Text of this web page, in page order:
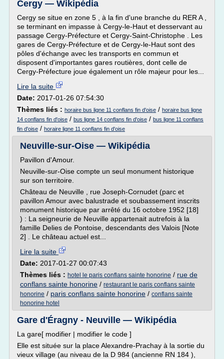
Cergy — Wikipédia
Cergy se situe en zone 5 , à la fin d'une branche du RER A ,
se terminant en impasse à Cergy-le-Haut et desservant au
passage Cergy-Préfecture et Cergy-Saint-Christophe . Les
gares de Cergy-Préfecture et de Cergy-le-Haut sont des
pôles d'échange avec les transports en commun et
disposent d'importantes gares routières, dont celle de
Cergy-Préfecture joue également un rôle majeur pour les...
Lire la suite
Date: 2017-01-26 07:54:30
Thèmes liés : horaire bus ligne 11 conflans fin d'oise / horaire bus ligne
14 conflans fin d'oise / bus ligne 14 conflans fin d'oise / bus ligne 11 conflans
fin d'oise / horaire ligne 11 conflans fin d'oise
Neuville-sur-Oise — Wikipédia
Pavillon d'Amour.
Neuville-sur-Oise compte un seul monument historique
sur son territoire.
Château de Neuville , rue Joseph-Cornudet (parc et
pavillon Amour avec balustrade et soubassement inscrits
monument historique par arrêté du 16 octobre 1952 [18]
) : La seigneurie de Neuville appartenait autrefois à la
famille Delies de Pontoise, descendants des Valois [Note
2] . Le château actuel est...
Lire la suite
Date: 2017-01-27 00:07:43
Thèmes liés : hotel le paris conflans sainte honorine / rue de
conflans sainte honorine / restaurant le paris conflans sainte
honorine / paris conflans sainte honorine / conflans sainte
honorine hotel
Gare d'Éragny - Neuville — Wikipédia
La gare[ modifier | modifier le code ]
Elle est située sur la place Alexandre-Prachay à la sortie du
vieux village (au niveau de la D 984 (ancienne RN 184 ),